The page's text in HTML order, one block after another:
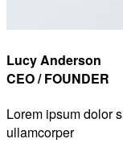
Lucy Anderson
CEO / FOUNDER
Lorem ipsum dolor
ullamcorper